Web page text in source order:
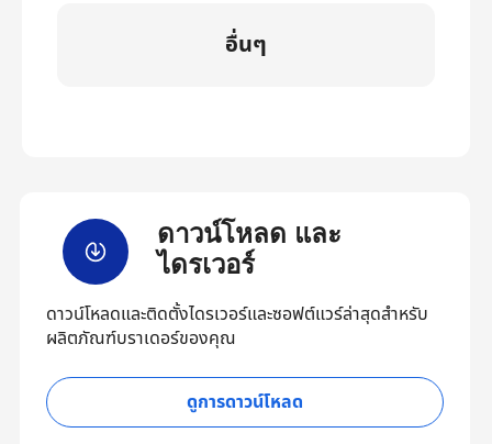
อื่นๆ
ดาวน์โหลด และ
ไดรเวอร์
ดาวน์โหลดและติดตั้งไดรเวอร์และซอฟต์แวร์ล่าสุดสำหรับ
ผลิตภัณฑ์บราเดอร์ของคุณ
ดูการดาวน์โหลด